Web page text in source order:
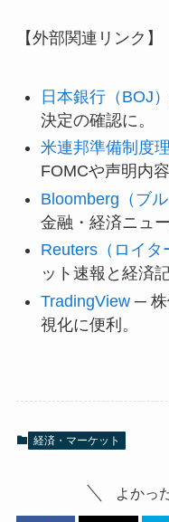
【外部関連リンク】
日本銀行（BOJ
決定の確認に。
米連邦準備制度
FOMCや声明内
Bloomberg（ブ
金融・経済ニュ
Reuters（ロイタ
ット速報と経済記
TradingView─ 株
視化に便利。
経済・マーケット
よかっ